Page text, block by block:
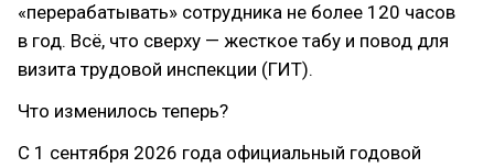
«перерабатывать» сотрудника не более 120 часов
в год. Всё, что сверху — жесткое табу и повод для
визита трудовой инспекции (ГИТ).
Что изменилось теперь?
С 1 сентября 2026 года официальный годовой